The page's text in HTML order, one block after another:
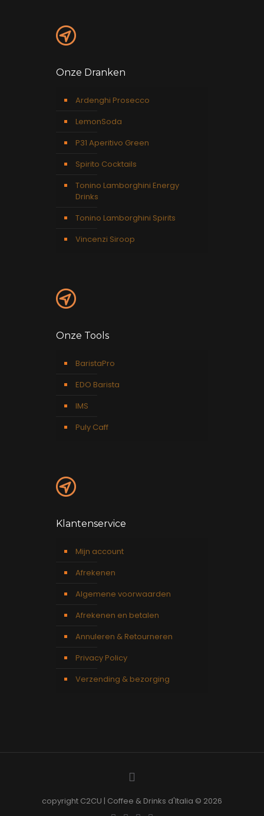
Onze Dranken
Ardenghi Prosecco
LemonSoda
P31 Aperitivo Green
Spirito Cocktails
Tonino Lamborghini Energy
Drinks
Tonino Lamborghini Spirits
Vincenzi Siroop
Onze Tools
BaristaPro
EDO Barista
IMS
Puly Caff
Klantenservice
Mijn account
Afrekenen
Algemene voorwaarden
Afrekenen en betalen
Annuleren & Retourneren
Privacy Policy
Verzending & bezorging
copyright C2CU | Coffee & Drinks d'Italia © 2026